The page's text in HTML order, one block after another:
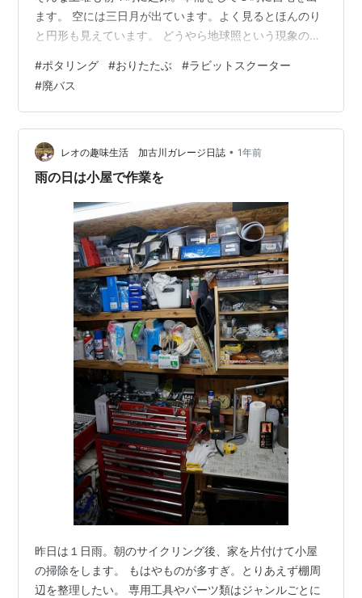
ます。 空には三日月が出ています。よく見るとほんのり
と円形も見えています。 どうやら地球照という現象のよ
人早朝の路上で空を見上げました。 今朝も朝一番列車と
すれ違いました。 いつもの加古川大堰で夜明け。 漕艇場
に到着。涼しくて快適です。 モンベル座布団を出してひ
な壇に座り、ゆっくりアイスコーヒーをいただきます。
今週もなかなかハードでした。結構テンパったし、十分
働きましたよ。 …
#ポタリング #おりたたぶ #ラビットスクーター
#廃バス
レオの趣味生活 加古川ガレージ日誌 • 1年前
雨の日は小屋で作業を
昨日は１日雨。朝のサイクリング後、家を片付けて小屋
の掃除をします。 もはやものが多すぎ。とりあえず棚周
辺を整理したい。 専用工具やパーツ類はジャンルごとに